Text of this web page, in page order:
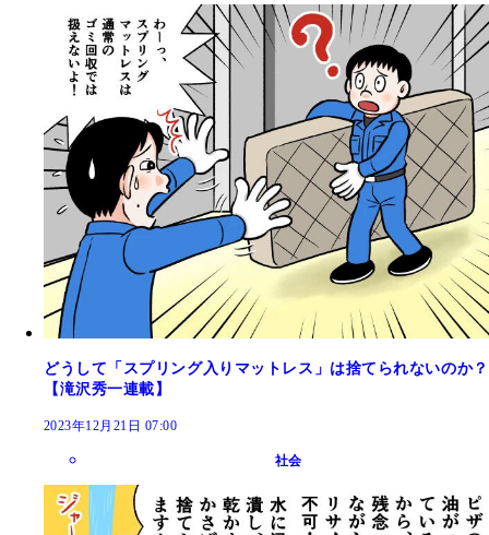
どうして「スプリング入りマットレス」は捨てられないのか？
【滝沢秀一連載】
2023年12月21日 07:00
社会